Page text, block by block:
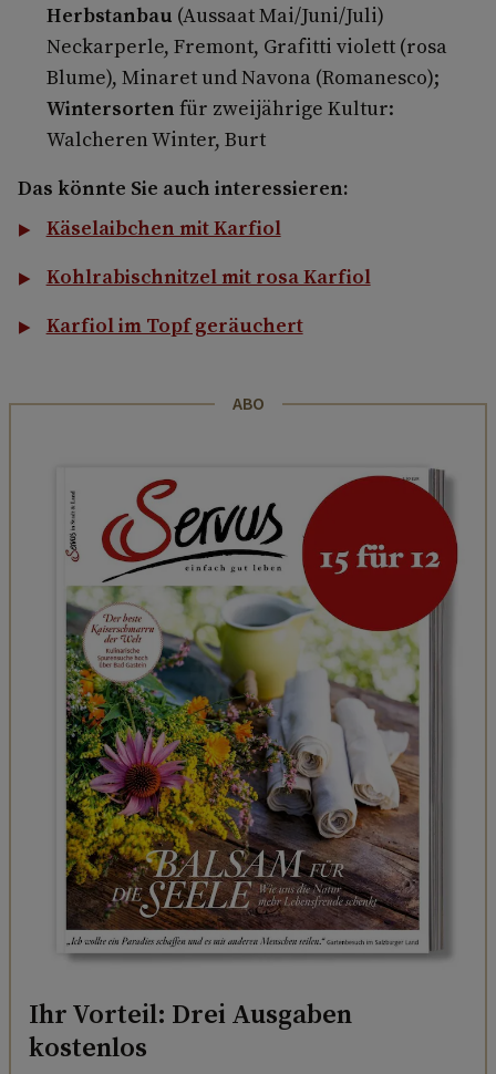
Herbstanbau (Aussaat Mai/Juni/Juli)
Neckarperle, Fremont, Grafitti violett (rosa
Blume), Minaret und Navona (Romanesco);
Wintersorten für zweijährige Kultur:
Walcheren Winter, Burt
Das könnte Sie auch interessieren:
Käselaibchen mit Karfiol
Kohlrabischnitzel mit rosa Karfiol
Karfiol im Topf geräuchert
ABO
Ihr Vorteil: Drei Ausgaben
kostenlos